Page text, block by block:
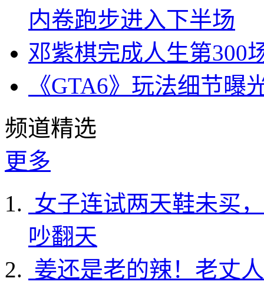
内卷跑步进入下半场
邓紫棋完成人生第300
《GTA6》玩法细节
频道精选
更多
女子连试两天鞋未买
吵翻天
姜还是老的辣！老丈